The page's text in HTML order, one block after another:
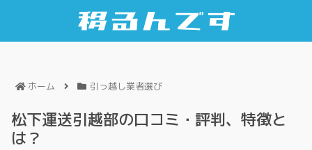
ホーム 引っ越し業者選び
松下運送引越部の口コミ・評判、特徴と
は？